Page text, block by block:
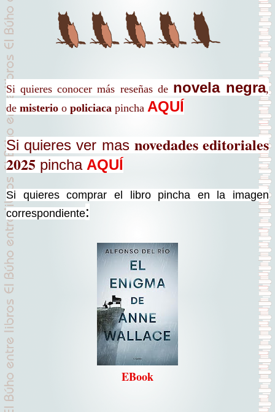
Si quieres conocer más reseñas de novela negra,
de misterio o policiaca pincha AQUÍ
Si quieres ver mas novedades editoriales
2025 pincha AQUÍ
Si quieres comprar el libro pincha en la imagen
correspondiente:
EBook